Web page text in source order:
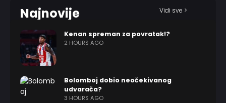
Najnovije Vidi sve >
Kenan spreman za povratak!?
2 HOURS AGO
Bolomboj dobio neočekivanog
udvarača?
3 HOURS AGO